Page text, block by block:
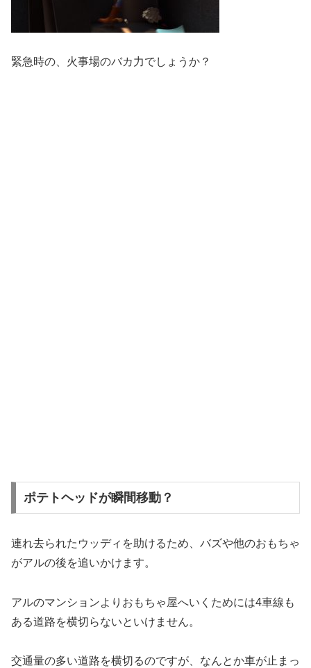
緊急時の、火事場のバカ力でしょうか？
ポテトヘッドが瞬間移動？
連れ去られたウッディを助けるため、バズや他のおもちゃ
がアルの後を追いかけます。
アルのマンションよりおもちゃ屋へいくためには4車線も
ある道路を横切らないといけません。
交通量の多い道路を横切るのですが、なんとか車が止まっ